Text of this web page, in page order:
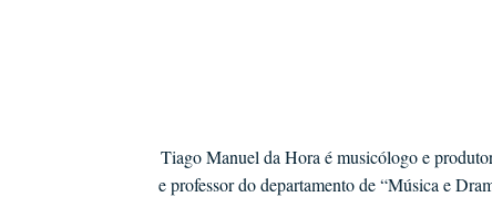
Tiago Manuel da Hora é musicólogo e
e professor do departamento de “Música e